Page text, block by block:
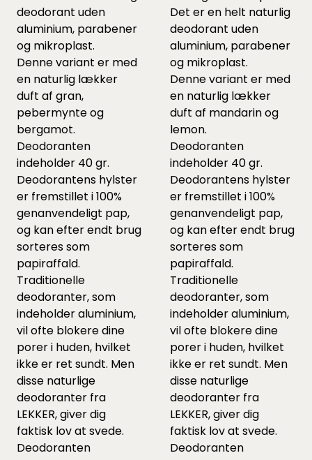
deodorant uden
aluminium, parabener
og mikroplast.
Denne variant er med
en naturlig lækker
duft af gran,
pebermynte og
bergamot.
Deodoranten
indeholder 40 gr.
Deodorantens hylster
er fremstillet i 100%
genanvendeligt pap,
og kan efter endt brug
sorteres som
papiraffald.
Traditionelle
deodoranter, som
indeholder aluminium,
vil ofte blokere dine
porer i huden, hvilket
ikke er ret sundt. Men
disse naturlige
deodoranter fra
LEKKER, giver dig
faktisk lov at svede.
Deodoranten
Det er en helt naturlig
deodorant uden
aluminium, parabener
og mikroplast.
Denne variant er med
en naturlig lækker
duft af mandarin og
lemon.
Deodoranten
indeholder 40 gr.
Deodorantens hylster
er fremstillet i 100%
genanvendeligt pap,
og kan efter endt brug
sorteres som
papiraffald.
Traditionelle
deodoranter, som
indeholder aluminium,
vil ofte blokere dine
porer i huden, hvilket
ikke er ret sundt. Men
disse naturlige
deodoranter fra
LEKKER, giver dig
faktisk lov at svede.
Deodoranten